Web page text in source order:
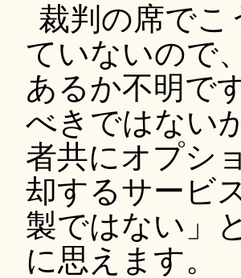
裁判の席でこ
ていないので
あるか不明で
べきではない
者共にオプシ
却するサービ
製ではない」
に思えます。